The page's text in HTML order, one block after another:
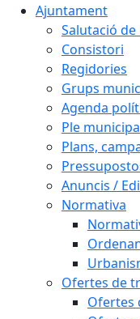
Ajuntament
Salutació de
Consistori
Regidories
Grups
Agenda
Ple
Plans,
Anuncis /
Normativa
Ofertes de
Ofertes